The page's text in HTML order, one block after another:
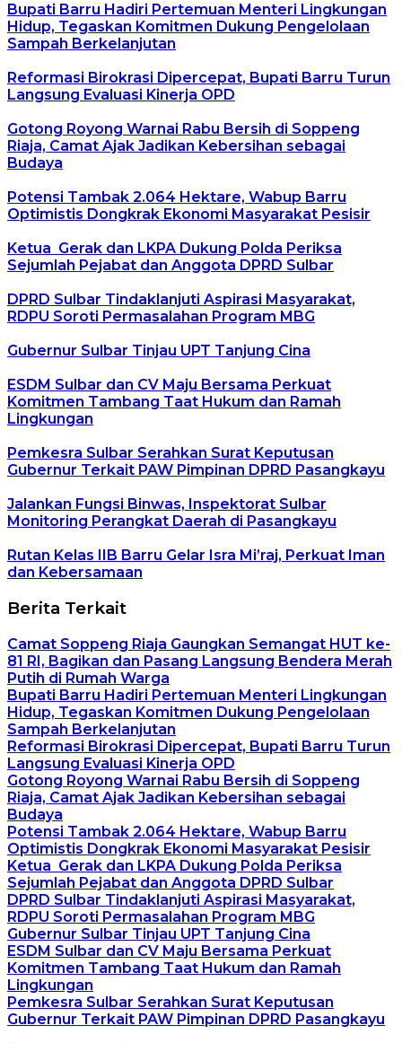
Bupati Barru Hadiri Pertemuan Menteri Lingkungan
Hidup, Tegaskan Komitmen Dukung Pengelolaan
Sampah Berkelanjutan
Reformasi Birokrasi Dipercepat, Bupati Barru Turun
Langsung Evaluasi Kinerja OPD
Gotong Royong Warnai Rabu Bersih di Soppeng
Riaja, Camat Ajak Jadikan Kebersihan sebagai
Budaya
Potensi Tambak 2.064 Hektare, Wabup Barru
Optimistis Dongkrak Ekonomi Masyarakat Pesisir
Ketua Gerak dan LKPA Dukung Polda Periksa
Sejumlah Pejabat dan Anggota DPRD Sulbar
DPRD Sulbar Tindaklanjuti Aspirasi Masyarakat,
RDPU Soroti Permasalahan Program MBG
Gubernur Sulbar Tinjau UPT Tanjung Cina
ESDM Sulbar dan CV Maju Bersama Perkuat
Komitmen Tambang Taat Hukum dan Ramah
Lingkungan
Pemkesra Sulbar Serahkan Surat Keputusan
Gubernur Terkait PAW Pimpinan DPRD Pasangkayu
Jalankan Fungsi Binwas, Inspektorat Sulbar
Monitoring Perangkat Daerah di Pasangkayu
Rutan Kelas IIB Barru Gelar Isra Mi’raj, Perkuat Iman
dan Kebersamaan
Berita Terkait
Camat Soppeng Riaja Gaungkan Semangat HUT ke-
81 RI, Bagikan dan Pasang Langsung Bendera Merah
Putih di Rumah Warga
Bupati Barru Hadiri Pertemuan Menteri Lingkungan
Hidup, Tegaskan Komitmen Dukung Pengelolaan
Sampah Berkelanjutan
Reformasi Birokrasi Dipercepat, Bupati Barru Turun
Langsung Evaluasi Kinerja OPD
Gotong Royong Warnai Rabu Bersih di Soppeng
Riaja, Camat Ajak Jadikan Kebersihan sebagai
Budaya
Potensi Tambak 2.064 Hektare, Wabup Barru
Optimistis Dongkrak Ekonomi Masyarakat Pesisir
Ketua Gerak dan LKPA Dukung Polda Periksa
Sejumlah Pejabat dan Anggota DPRD Sulbar
DPRD Sulbar Tindaklanjuti Aspirasi Masyarakat,
RDPU Soroti Permasalahan Program MBG
Gubernur Sulbar Tinjau UPT Tanjung Cina
ESDM Sulbar dan CV Maju Bersama Perkuat
Komitmen Tambang Taat Hukum dan Ramah
Lingkungan
Pemkesra Sulbar Serahkan Surat Keputusan
Gubernur Terkait PAW Pimpinan DPRD Pasangkayu